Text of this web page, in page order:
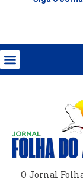
O Jornal